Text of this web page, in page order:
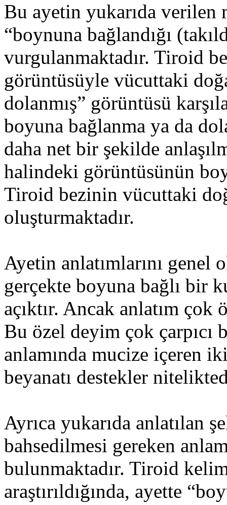
Bu ayetin yukarıda verilen
“boynuna bağlandığı
vurgulanmaktadır. Tiroid
görüntüsüyle vücuttaki
dolanmış” görüntüsü
boyuna bağlanma ya da
daha net bir şekilde
halindeki görüntüsünün
Tiroid bezinin vücuttaki
oluşturmaktadır.
Ayetin anlatımlarını genel
gerçekte boyuna bağlı bir
açıktır. Ancak anlatım
Bu özel deyim çok çarpıcı
anlamında mucize içeren
beyanatı destekler
Ayrıca yukarıda anlatılan
bahsedilmesi gereken
bulunmaktadır. Tiroid
araştırıldığında, ayette